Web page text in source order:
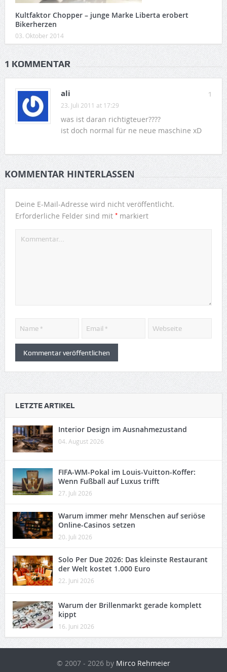
Kultfaktor Chopper – junge Marke Liberta erobert
Bikerherzen
03. Oktober 2014
1 KOMMENTAR
1
ali
23. Juli 2011 at 17:29
was ist daran richtigteuer????
ist doch normal für ne neue maschine xD
KOMMENTAR HINTERLASSEN
Deine E-Mail-Adresse wird nicht veröffentlicht.
Erforderliche Felder sind mit *markiert
LETZTE ARTIKEL
Interior Design im Ausnahmezustand
04. August 2026
FIFA-WM-Pokal im Louis-Vuitton-Koffer:
Wenn Fußball auf Luxus trifft
27. Juli 2026
Warum immer mehr Menschen auf seriöse
Online-Casinos setzen
20. Juli 2026
Solo Per Due 2026: Das kleinste Restaurant
der Welt kostet 1.000 Euro
22. Juni 2026
Warum der Brillenmarkt gerade komplett
kippt
16. Juni 2026
© 2007 - 2026 by Mirco Rehmeier